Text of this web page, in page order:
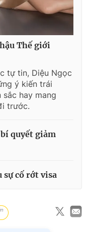
Thế giới
tự tin, Diệu Ngọc
ý kiến trái
sắc hay mang
trước.
quyết giảm
sự cố rớt visa